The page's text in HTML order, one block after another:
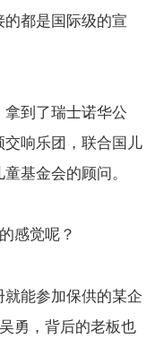
都是国际级的宣
到了瑞士诺华公
响乐团，联合国儿
基金会的顾问。
感觉呢？
能参加保供的某企
勇，背后的老板也